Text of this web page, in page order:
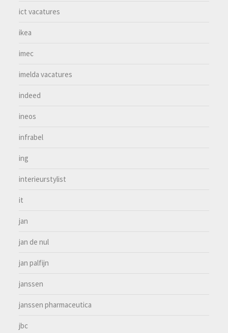
ict vacatures
ikea
imec
imelda vacatures
indeed
ineos
infrabel
ing
interieurstylist
it
jan
jan de nul
jan palfijn
janssen
janssen pharmaceutica
jbc